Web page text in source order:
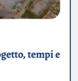
tempi e